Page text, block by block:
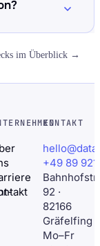
im Überblick →
KONTAKT
+49 89
92 ·
82166
Gräfelfing
Mo–Fr